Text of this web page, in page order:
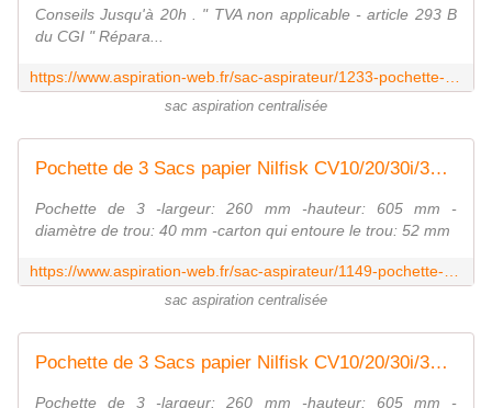
Conseils Jusqu'à 20h . " TVA non applicable - article 293 B
du CGI " Répara...
sac aspiration centralisée
Pochette de 3 Sacs papier Nilfisk CV10/20/30i/30i RRC/Alto Centix 50
Pochette de 3 -largeur: 260 mm -hauteur: 605 mm -
diamètre de trou: 40 mm -carton qui entoure le trou: 52 mm
sac aspiration centralisée
Pochette de 3 Sacs papier Nilfisk CV10/20/30i/30i RRC/Alto Centix 50
Pochette de 3 -largeur: 260 mm -hauteur: 605 mm -